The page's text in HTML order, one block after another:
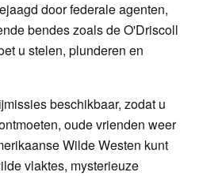
door federale agenten,
bendes zoals de O'Driscoll
u stelen, plunderen en
beschikbaar, zodat u
oude vrienden weer
Wilde Westen kunt
vlaktes, mysterieuze